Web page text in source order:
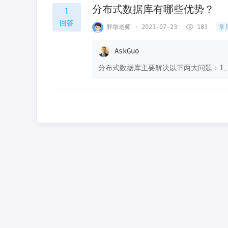
1
回答
分布式数据库有哪些优势？
胖墩老师 · 2021-07-23 183 常
AskGuo
分布式数据库主要解决以下两大问题：1